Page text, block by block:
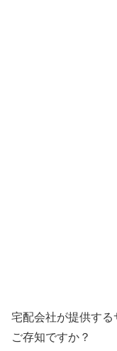
宅配会社が提供す
ご存知ですか？